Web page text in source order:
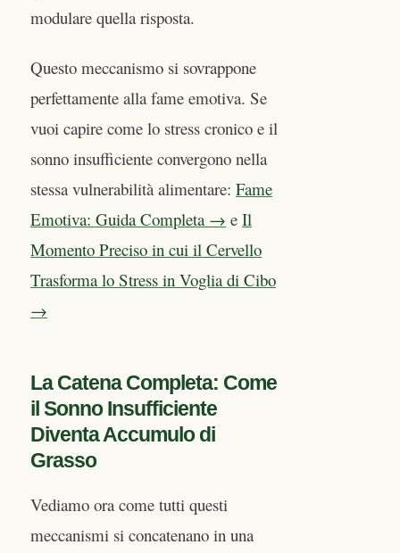
modulare quella risposta.
Questo meccanismo si sovrappone
perfettamente alla fame emotiva. Se
vuoi capire come lo stress cronico e il
sonno insufficiente convergono nella
stessa vulnerabilità alimentare: Fame
Emotiva: Guida Completa → e Il
Momento Preciso in cui il Cervello
Trasforma lo Stress in Voglia di Cibo
→
La Catena Completa: Come
il Sonno Insufficiente
Diventa Accumulo di
Grasso
Vediamo ora come tutti questi
meccanismi si concatenano in una